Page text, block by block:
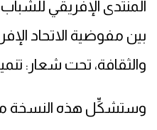
المنتدى الإفريقي
بين مفوضية الاتحاد
والثقافة، تحت شعار:
وستشكِّل هذه النسخة